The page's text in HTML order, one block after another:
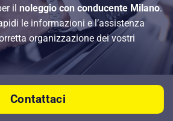
il noleggio con conducente Milano.
le informazioni e l’assistenza
organizzazione dei vostri
Contattaci